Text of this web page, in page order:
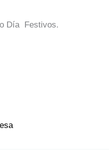
Día Festivos.